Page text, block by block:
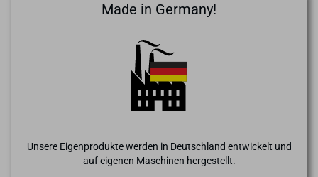
Made in Germany!
Unsere Eigenprodukte werden in Deutschland entwickelt und
auf eigenen Maschinen hergestellt.